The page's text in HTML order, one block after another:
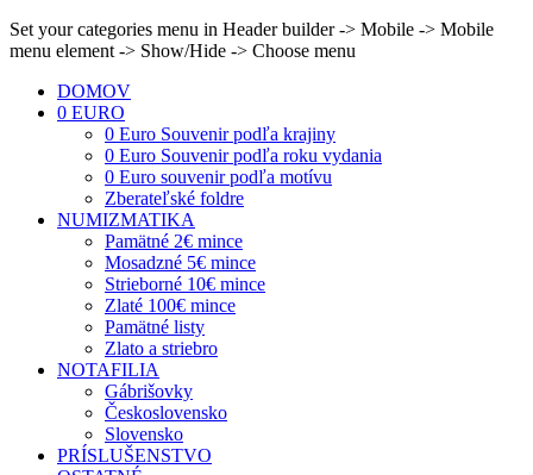
Set your categories menu in Header builder -> Mobile -> Mobile
menu element -> Show/Hide -> Choose menu
DOMOV
0 EURO
0 Euro Souvenir podľa krajiny
0 Euro Souvenir podľa roku vydania
0 Euro souvenir podľa motívu
Zberateľské foldre
NUMIZMATIKA
Pamätné 2€ mince
Mosadzné 5€ mince
Strieborné 10€ mince
Zlaté 100€ mince
Pamätné listy
Zlato a striebro
NOTAFILIA
Gábrišovky
Československo
Slovensko
PRÍSLUŠENSTVO